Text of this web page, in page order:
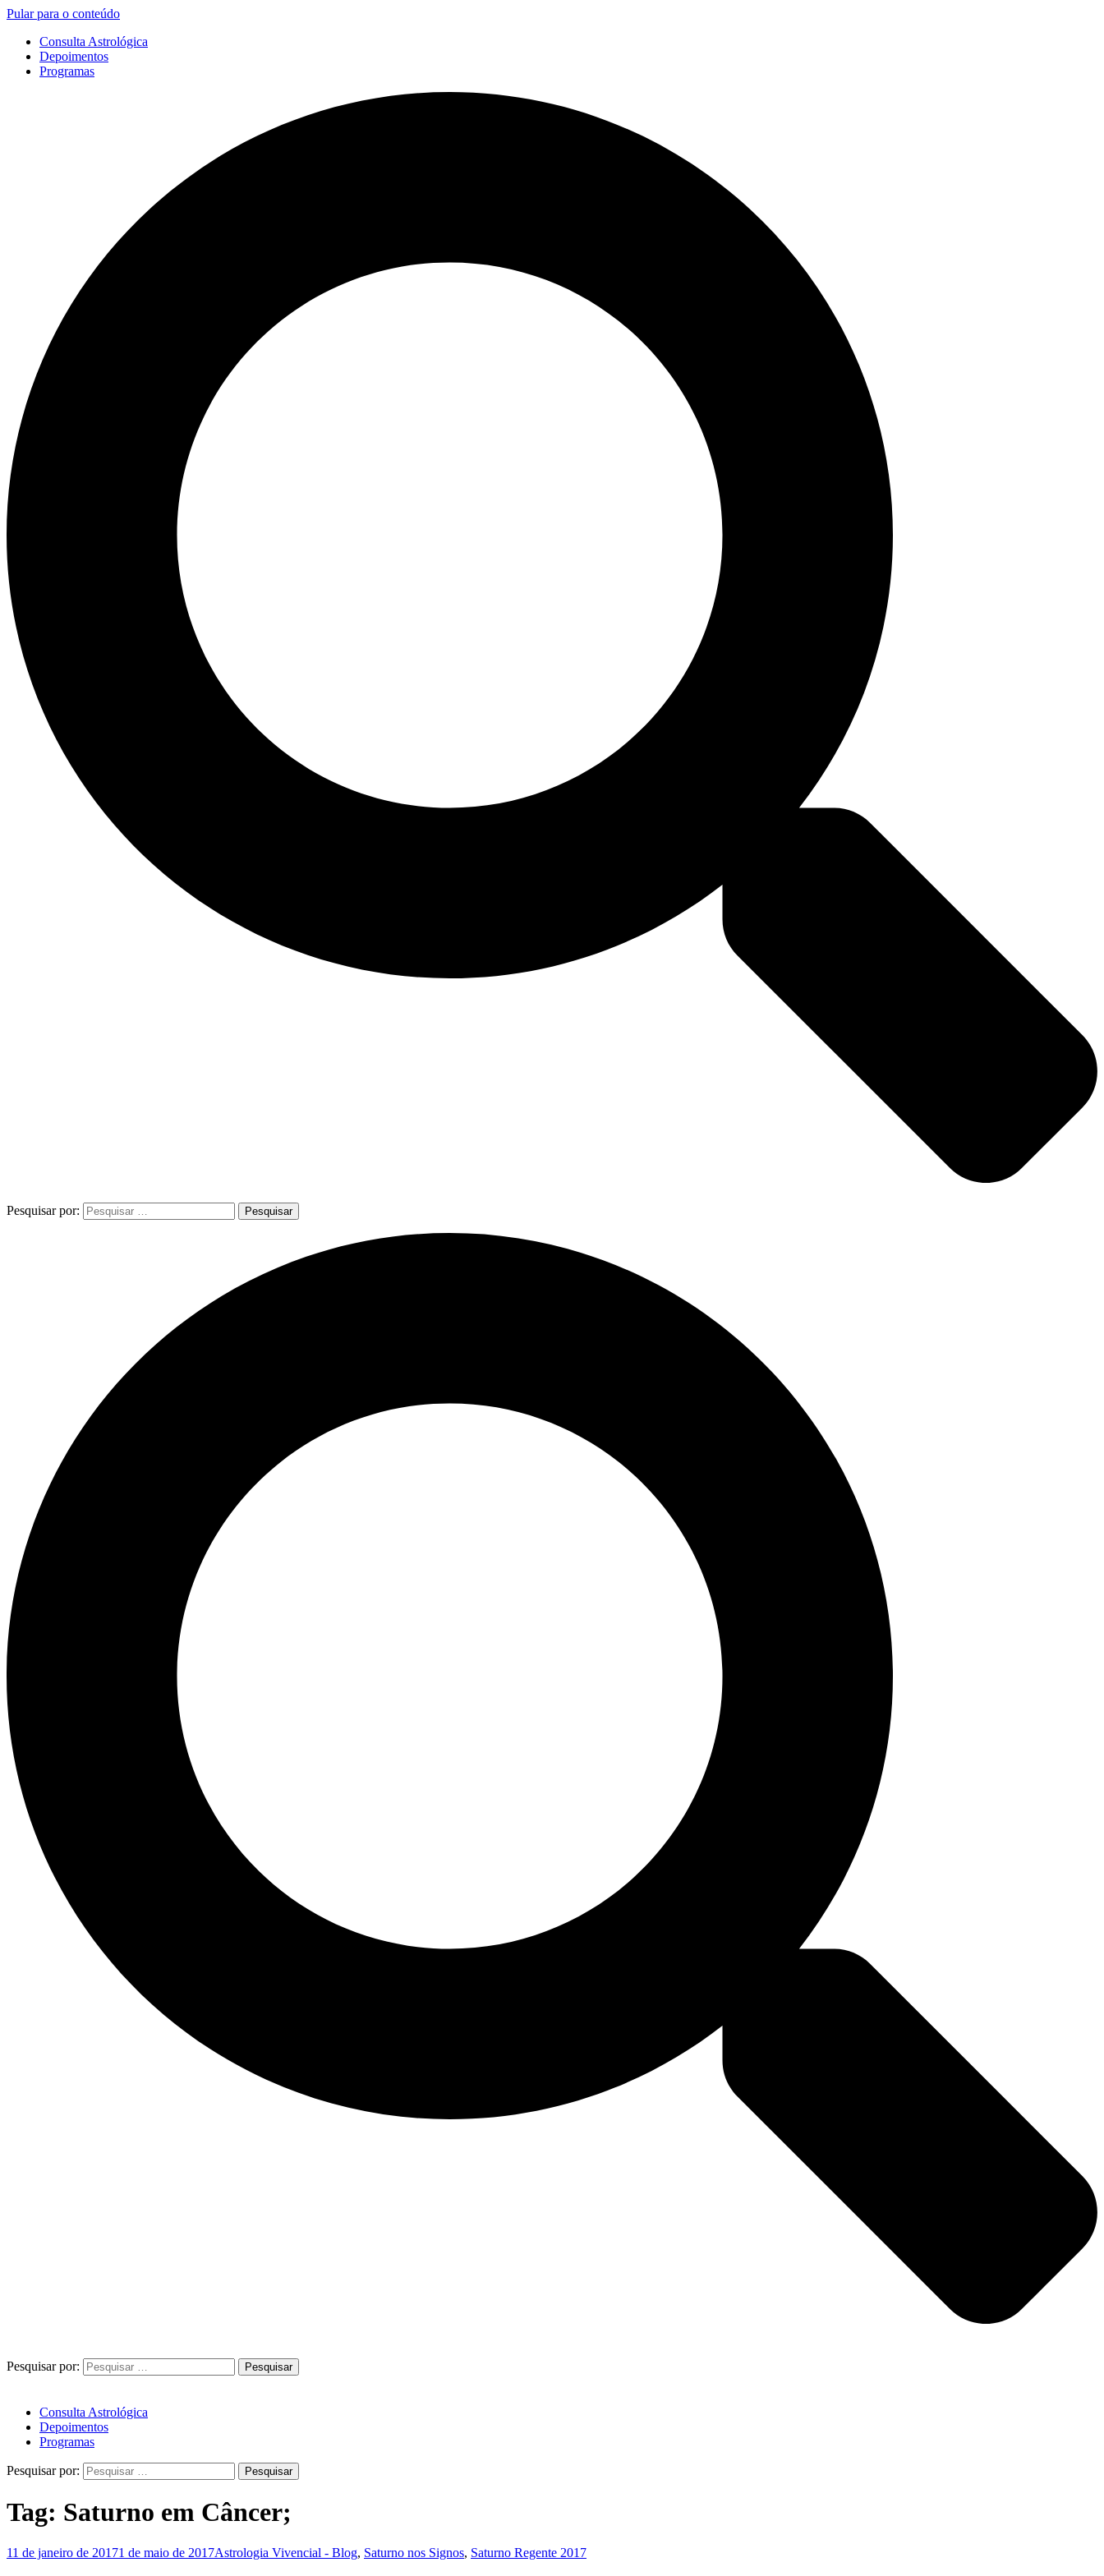
Pular para o conteúdo
Consulta Astrológica
Depoimentos
Programas
Pesquisar por:
Pesquisar por:
Consulta Astrológica
Depoimentos
Programas
Pesquisar por:
Tag: Saturno em Câncer;
11 de janeiro de 20171 de maio de 2017Astrologia Vivencial - Blog, Saturno nos Signos, Saturno Regente 2017